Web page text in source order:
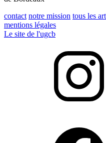
contact notre mission tous les
mentions légales
Le site de l'ugcb